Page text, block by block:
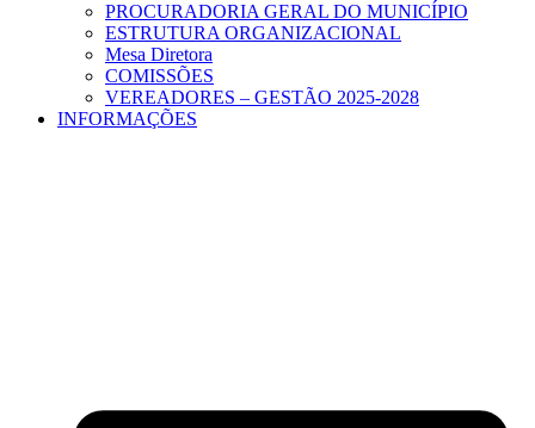
PROCURADORIA GERAL DO MUNICÍPIO
ESTRUTURA ORGANIZACIONAL
Mesa Diretora
COMISSÕES
VEREADORES – GESTÃO 2025-2028
INFORMAÇÕES